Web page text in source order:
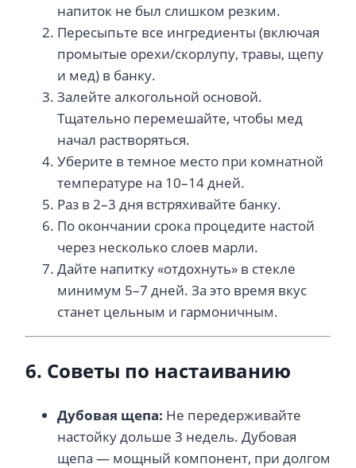
напиток не был слишком резким.
Пересыпьте все ингредиенты (включая
промытые орехи/скорлупу, травы, щепу
и мед) в банку.
Залейте алкогольной основой.
Тщательно перемешайте, чтобы мед
начал растворяться.
Уберите в темное место при комнатной
температуре на 10–14 дней.
Раз в 2–3 дня встряхивайте банку.
По окончании срока процедите настой
через несколько слоев марли.
Дайте напитку «отдохнуть» в стекле
минимум 5–7 дней. За это время вкус
станет цельным и гармоничным.
6. Советы по настаиванию
Дубовая щепа: Не передерживайте
настойку дольше 3 недель. Дубовая
щепа — мощный компонент, при долгом